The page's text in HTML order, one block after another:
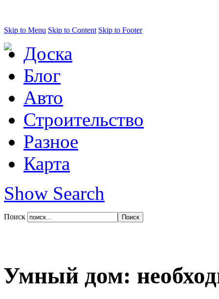
Skip to Menu Skip to Content Skip to Footer
Доска
Блог
Авто
Строительство
Разное
Карта
Show Search
Поиск
Умный дом: